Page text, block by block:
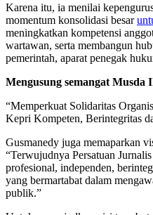
Karena itu, ia menilai
momentum konsolidasi besar
meningkatkan kompetensi
wartawan, serta membangun
pemerintah, aparat penegak
Mengusung semangat Musda
“Memperkuat Solidaritas
Kepri Kompeten, Berintegritas
Gusmanedy juga memaparkan
“Terwujudnya Persatuan
profesional, independen,
yang bermartabat dalam
publik.”